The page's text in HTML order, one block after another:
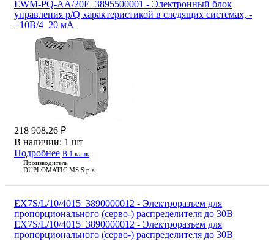
EWM-PQ-AA/20E_3895500001 - Электронный блок
управления p/Q характеристикой в следящих системах, -
+10В/4_20 мА
218 908.26 ₽
В наличии: 1 шт
Подробнее В 1 клик
Производитель
DUPLOMATIC MS S.p.a.
EX7S/L/10/4015_3890000012 - Электроразъем для
пропорционального (серво-) распределителя до 30В
EX7S/L/10/4015_3890000012 - Электроразъем для
пропорционального (серво-) распределителя до 30В